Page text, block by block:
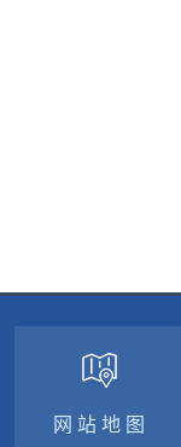
网 站 地 图